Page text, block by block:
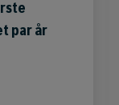
par år